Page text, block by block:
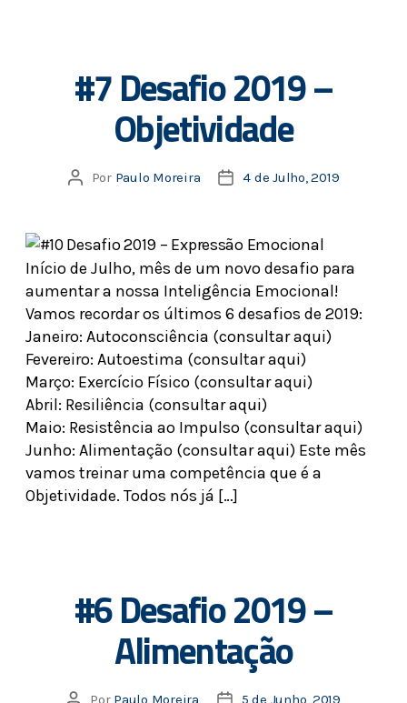
#7 Desafio 2019 –
Objetividade
Por Paulo Moreira 4 de Julho, 2019
Início de Julho, mês de um novo desafio para
aumentar a nossa Inteligência Emocional!
Vamos recordar os últimos 6 desafios de 2019:
Janeiro: Autoconsciência (consultar aqui)
Fevereiro: Autoestima (consultar aqui)
Março: Exercício Físico (consultar aqui)
Abril: Resiliência (consultar aqui)
Maio: Resistência ao Impulso (consultar aqui)
Junho: Alimentação (consultar aqui) Este mês
vamos treinar uma competência que é a
Objetividade. Todos nós já […]
#6 Desafio 2019 –
Alimentação
Por Paulo Moreira 5 de Junho, 2019